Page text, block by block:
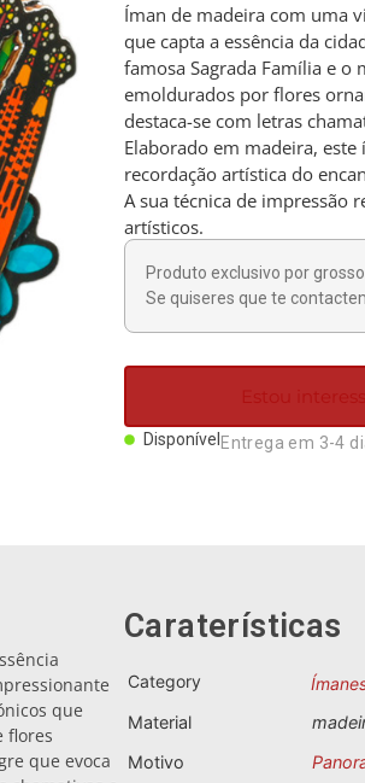
Íman de madeira com uma
que capta a essência da
famosa Sagrada Família e o
emoldurados por flores
destaca-se com letras
Elaborado em madeira,
recordação artística do
A sua técnica de impressão
artísticos.
Produto exclusivo por grosso
Se quiseres que te
Estou
Disponível Entrega em 3-4
que
flores
que evoca
Caraterísticas
Category
Material
Motivo